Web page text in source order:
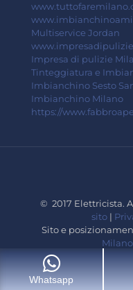
Multiservice Jordan
Impresa di pulizie
Tinteggiatura e
Imbianchino Sesto
Imbianchino Milano
https://
© 2017 Elettricista.
sito |
Sito e
Milano
Whatsapp